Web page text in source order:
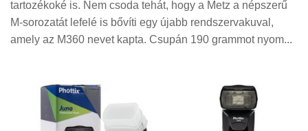
tartozékoké is. Nem csoda tehát, hogy a Metz a népszerű
M-sorozatát lefelé is bővíti egy újabb rendszervakuval,
amely az M360 nevet kapta. Csupán 190 grammot nyom...